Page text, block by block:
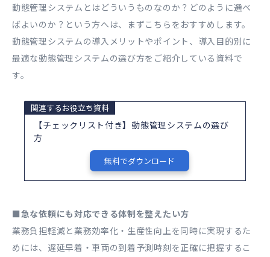
動態管理システムとはどういうものなのか？どのように選べ
ばよいのか？という方へは、まずこちらをおすすめします。
動態管理システムの導入メリットやポイント、導入目的別に
最適な動態管理システムの選び方をご紹介している資料で
す。
関連するお役立ち資料
【チェックリスト付き】動態管理システムの選び
方
無料でダウンロード
■急な依頼にも対応できる体制を整えたい方
業務負担軽減と業務効率化・生産性向上を同時に実現するた
めには、遅延早着・車両の到着予測時刻を正確に把握するこ